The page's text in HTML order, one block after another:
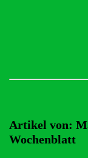
Artikel von:
Wochenblatt